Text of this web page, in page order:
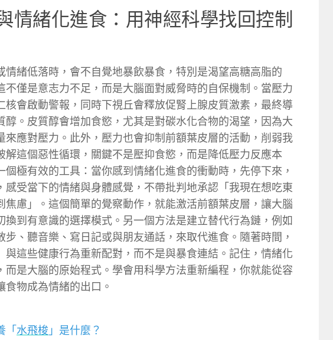
情緒化進食：用神經科學找回控制
情緒低落時，會不自覺地暴飲暴食，特別是渴望高糖高脂的
不僅是意志力不足，而是大腦面對威脅時的自保機制。當壓力
核會啟動警報，同時下視丘會釋放促腎上腺皮質激素，最終導
醇。皮質醇會增加食慾，尤其是對碳水化合物的渴望，因為大
來應對壓力。此外，壓力也會抑制前額葉皮層的活動，削弱我
解這個惡性循環，關鍵不是壓抑食慾，而是降低壓力反應本
個極有效的工具：當你感到情緒化進食的衝動時，先停下來，
感受當下的情緒與身體感覺，不帶批判地承認「我現在想吃東
焦慮」。這個簡單的覺察動作，就能激活前額葉皮層，讓大腦
換到有意識的選擇模式。另一個方法是建立替代行為鏈，例如
步、聽音樂、寫日記或與朋友通話，來取代進食。隨著時間，
與這些健康行為重新配對，而不是與暴食連結。記住，情緒化
而是大腦的原始程式。學會用科學方法重新編程，你就能從容
食物成為情緒的出口。
「 水飛梭 」是什麼？